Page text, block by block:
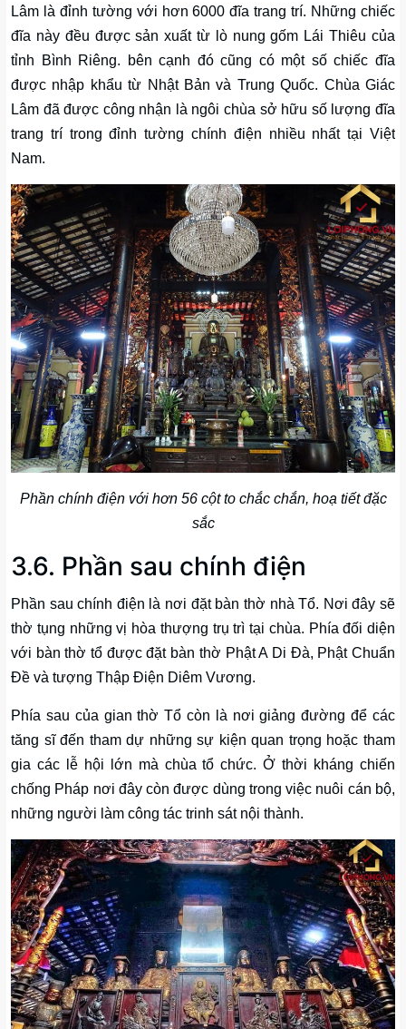
Lâm là đỉnh tường với hơn 6000 đĩa trang trí. Những chiếc
đĩa này đều được sản xuất từ lò nung gốm Lái Thiêu của
tỉnh Bình Riêng. bên cạnh đó cũng có một số chiếc đĩa
được nhập khẩu từ Nhật Bản và Trung Quốc. Chùa Giác
Lâm đã được công nhận là ngôi chùa sở hữu số lượng đĩa
trang trí trong đỉnh tường chính điện nhiều nhất tại Việt
Nam.
Phần chính điện với hơn 56 cột to chắc chắn, hoạ tiết đặc
sắc
3.6. Phần sau chính điện
Phần sau chính điện là nơi đặt bàn thờ nhà Tổ. Nơi đây sẽ
thờ tụng những vị hòa thượng trụ trì tại chùa. Phía đối diện
với bàn thờ tổ được đặt bàn thờ Phật A Di Đà, Phật Chuẩn
Đề và tượng Thập Điện Diêm Vương.
Phía sau của gian thờ Tổ còn là nơi giảng đường để các
tăng sĩ đến tham dự những sự kiện quan trọng hoặc tham
gia các lễ hội lớn mà chùa tổ chức. Ở thời kháng chiến
chống Pháp nơi đây còn được dùng trong việc nuôi cán bộ,
những người làm công tác trinh sát nội thành.